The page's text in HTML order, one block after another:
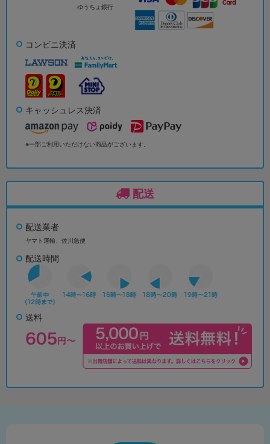
ゆうちょ銀行
コンビニ決済
キャッシュレス決済
※一部ご利用いただけない商品がございます。
配送
配送業者
ヤマト運輸、佐川急便
配送時間
送料